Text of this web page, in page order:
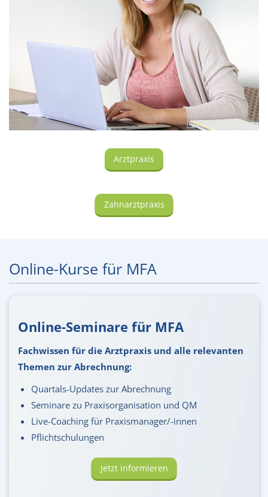
Arztpraxis
Zahnarztpraxis
Online-Kurse für MFA
Online-Seminare für MFA
Fachwissen für die Arztpraxis und alle relevanten
Themen zur Abrechnung:
Quartals-Updates zur Abrechnung
Seminare zu Praxisorganisation und QM
Live-Coaching für Praxismanager/-innen
Pflichtschulungen
Jetzt informieren